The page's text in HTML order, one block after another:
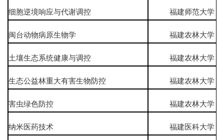
细胞逆境响应与代谢调控 福建师范大学
闽台动物病原生物学 福建农林大学
土壤生态系统健康与调控 福建农林大学
生态公益林重大有害生物防控 福建农林大学
害虫绿色防控 福建农林大学
纳米医药技术 福建医科大学